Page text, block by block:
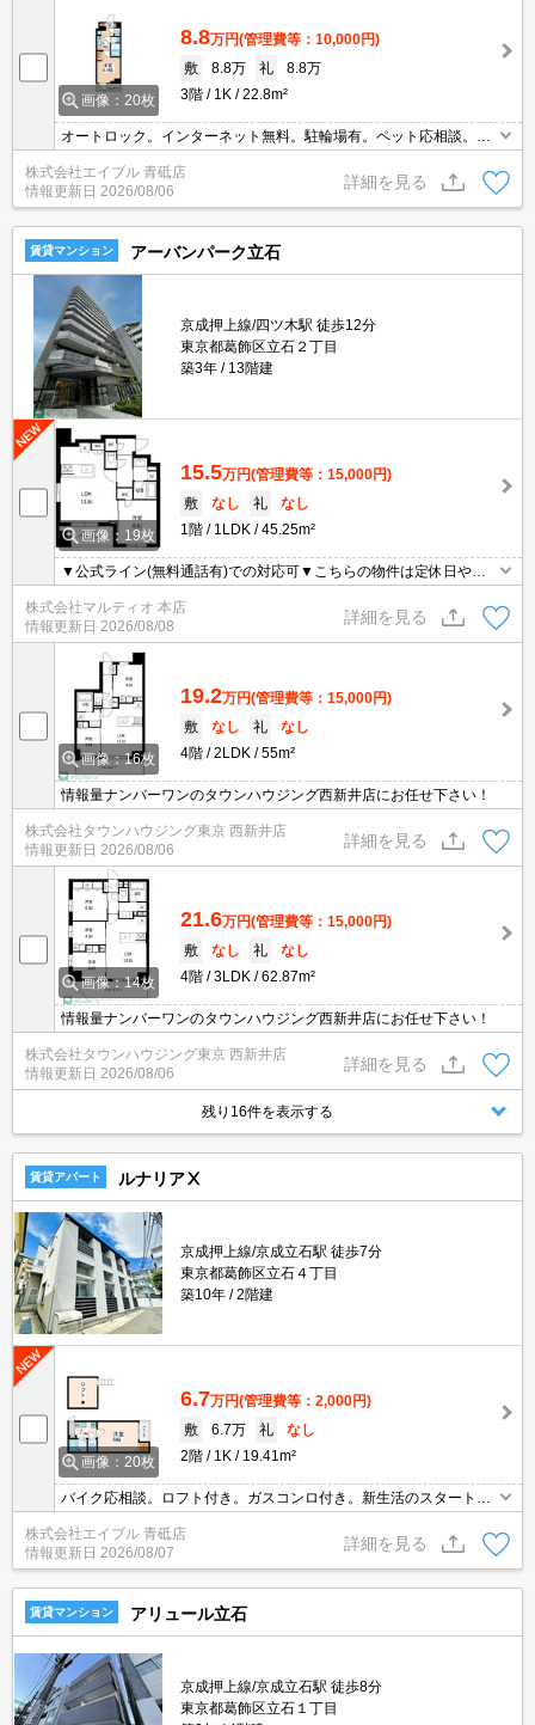
画像：20枚
8.8万円(管理費等：10,000円)
敷
8.8万 礼
8.8万
3階
1K 22.8m²
オートロック。インターネット無料。駐輪場有。ペット応相談。ペ
ット飼育の場合、敷金1ヵ月分増。宅配ボックスあり。エレベータ
ーあり。経済的な都市ガス使用。浴室乾燥機付。新生活のスタート
はここから。
株式会社エイブル 青砥店
情報更新日 2026/08/06
詳細を見る
賃貸マンション アーバンパーク立石
京成押上線/四ツ木駅 徒歩12分
東京都葛飾区立石２丁目
築3年
13階建
画像：19枚
15.5万円(管理費等：15,000円)
敷
なし 礼
なし
1階
1LDK 45.25m²
▼公式ライン(無料通話有)での対応可▼こちらの物件は定休日や営
業時間外も含め、お時間が取りにくい方でも柔軟にご対応させて頂
きます▼オンライン内見・契約等対応可▼現地集合現地解散可▼
株式会社マルティオ 本店
情報更新日 2026/08/08
詳細を見る
画像：16枚
19.2万円(管理費等：15,000円)
敷
なし 礼
なし
4階
2LDK 55m²
情報量ナンバーワンのタウンハウジング西新井店にお任せ下さい！
株式会社タウンハウジング東京 西新井店
情報更新日 2026/08/06
詳細を見る
画像：14枚
21.6万円(管理費等：15,000円)
敷
なし 礼
なし
4階
3LDK 62.87m²
情報量ナンバーワンのタウンハウジング西新井店にお任せ下さい！
株式会社タウンハウジング東京 西新井店
情報更新日 2026/08/06
詳細を見る
残り16件を表示する
賃貸アパート ルナリアⅩ
京成押上線/京成立石駅 徒歩7分
東京都葛飾区立石４丁目
築10年
2階建
画像：20枚
6.7万円(管理費等：2,000円)
敷
6.7万 礼
なし
2階
1K 19.41m²
バイク応相談。ロフト付き。ガスコンロ付き。新生活のスタートは
ここから。バス・トイレ別。オンライン対応相談可。温水洗浄便座
付き。浴室乾燥機付。礼金なし。最上階。コンビニへ240m。スー
パーへ270m。
株式会社エイブル 青砥店
情報更新日 2026/08/07
詳細を見る
賃貸マンション アリュール立石
京成押上線/京成立石駅 徒歩8分
東京都葛飾区立石１丁目